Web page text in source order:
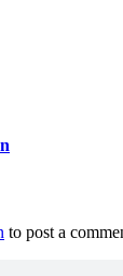
to post a